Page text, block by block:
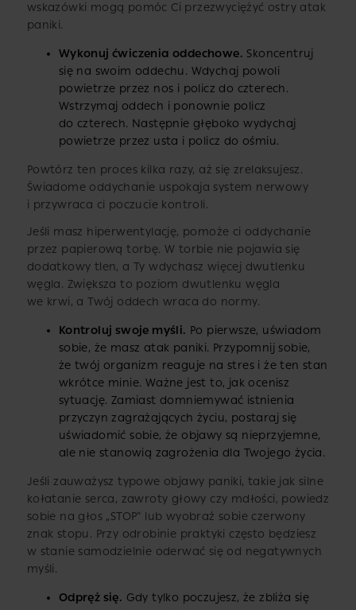
wskazówki mogą pomóc Ci przezwyciężyć ostry atak
paniki.
Wykonuj ćwiczenia oddechowe. Skoncentruj
się na swoim oddechu. Wdychaj powoli
powietrze przez nos i policz do czterech.
Wstrzymaj oddech i ponownie policz
do czterech. Następnie głęboko wydychaj
powietrze przez usta i policz do ośmiu.
Powtórz ten proces kilka razy, aż się zrelaksujesz.
Świadome oddychanie uspokaja system nerwowy
i przywraca ci poczucie kontroli.
Jeśli masz hiperwentylację, pomoże ci oddychanie
przez papierową torbę. W torbie nie pojawia się
dodatkowy tlen, a Ty wdychasz więcej dwutlenku
węgla. Zwiększa to poziom dwutlenku węgla
we krwi, a Twój oddech wraca do normy.
Kontroluj swoje myśli. Po pierwsze, uświadom
sobie, że masz atak paniki. Przypomnij sobie,
że twój organizm reaguje na stres i że ten stan
wkrótce minie. Ważne jest to, jak ocenisz
sytuację. Zamiast domniemywać istnienia
przyczyn zagrażających życiu, postaraj się
uświadomić sobie, że objawy są nieprzyjemne,
ale nie stanowią zagrożenia dla Twojego życia.
Jeśli zauważysz typowe objawy paniki, takie jak silne
kołatanie serca, zawroty głowy czy mdłości, powiedz
sobie na głos „STOP” lub wyobraź sobie czerwony
znak stopu. Przy odrobinie praktyki często będziesz
w stanie samodzielnie oderwać się od negatywnych
myśli.
Odpręż się. Gdy tylko poczujesz, że zbliża się